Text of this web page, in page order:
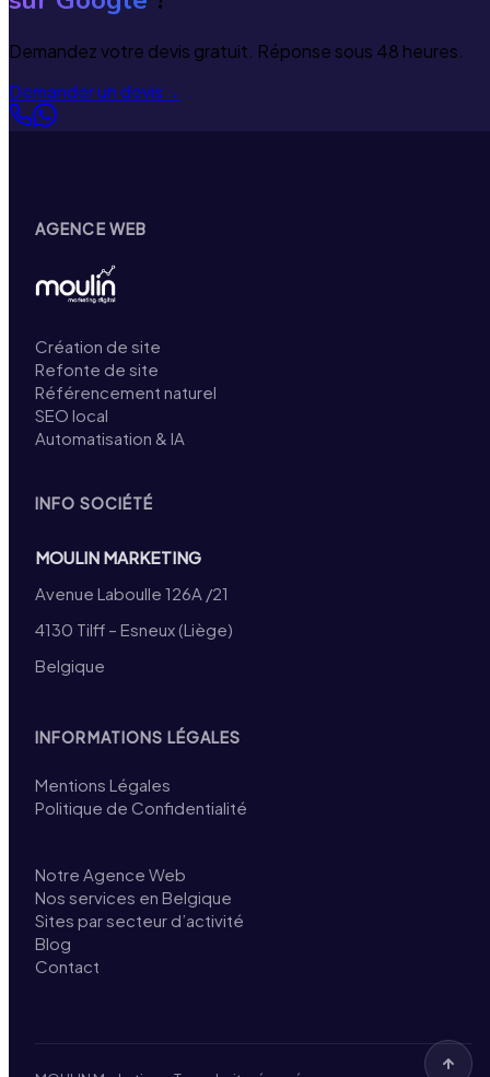
Demandez votre devis gratuit. Réponse sous 48 heures.
Demander un devis→
AGENCE WEB
Création de site
Refonte de site
Référencement naturel
SEO local
Automatisation & IA
INFO SOCIÉTÉ
MOULIN MARKETING
Avenue Laboulle 126A /21
4130 Tilff – Esneux (Liège)
Belgique
INFORMATIONS LÉGALES
Mentions Légales
Politique de Confidentialité
Notre Agence Web
Nos services en Belgique
Sites par secteur d’activité
Blog
Contact